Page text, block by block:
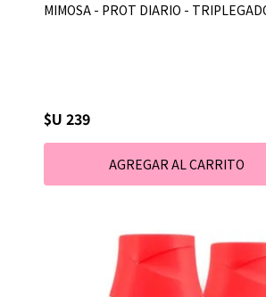
MIMOSA - PROT DIARIO -
$U 239